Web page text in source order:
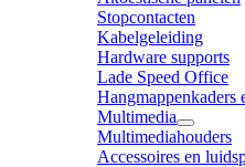
Stopcontacten
Kabelgeleiding
Hardware supports
Lade Speed Office
Hangmappenkaders
Multimedia
Multimediahouders
Accessoires en